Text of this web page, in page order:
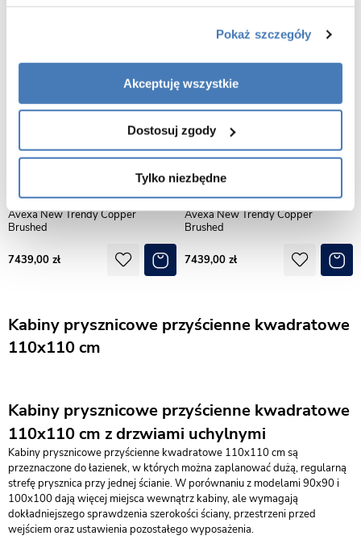
Pokaż szczegóły
Akceptuję wszystkie
Dostosuj zgody
Tylko niezbędne
Kabiny prysznicowe przyścienne kwadratowe
110x110 cm
Kabiny prysznicowe przyścienne kwadratowe
110x110 cm z drzwiami uchylnymi
Kabiny prysznicowe przyścienne kwadratowe 110x110 cm są
przeznaczone do łazienek, w których można zaplanować dużą, regularną
strefę prysznica przy jednej ścianie. W porównaniu z modelami 90x90 i
100x100 dają więcej miejsca wewnątrz kabiny, ale wymagają
dokładniejszego sprawdzenia szerokości ściany, przestrzeni przed
wejściem oraz ustawienia pozostałego wyposażenia.
prawa 110x110 cm EXK-3742
Avexa New Trendy Copper
Brushed
7439,00
Dostawa gratis
lewa 110x110 cm EXK-3712
Avexa New Trendy Copper
Brushed
7439,00
Dostawa gratis